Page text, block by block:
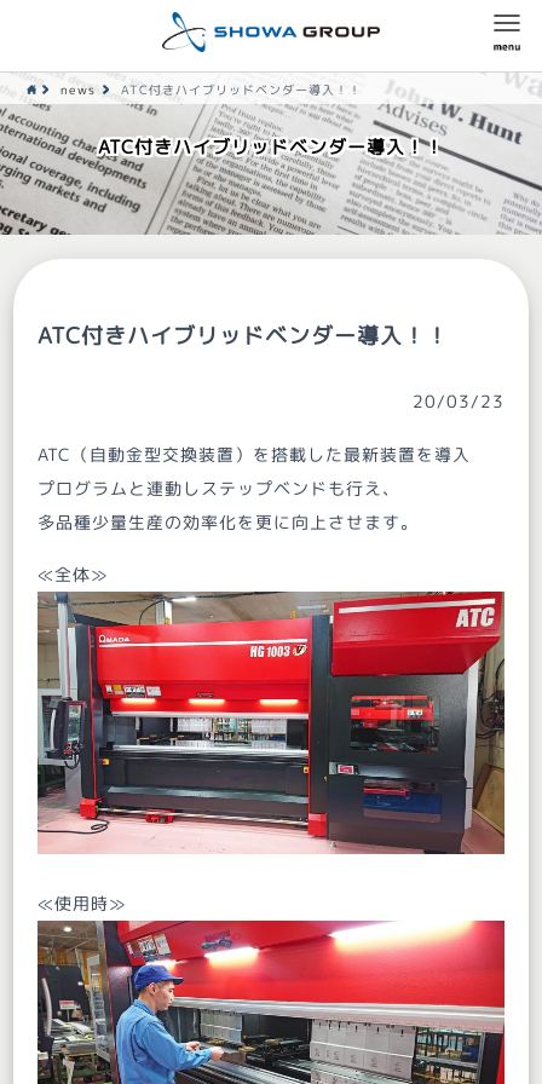
ATC付きハイブリッドベンダー導入！！
news ATC付きハイブリッドベンダー導入！！
ATC付きハイブリッドベンダー導入！！
20/03/23
ATC（自動金型交換装置）を搭載した最新装置を導入
プログラムと連動しステップベンドも行え、
多品種少量生産の効率化を更に向上させます。
≪全体≫
≪使用時≫